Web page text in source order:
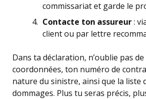
commissariat et garde le
Contacte ton assureur:
client ou par lettre
Dans ta déclaration, n’oublie pas
coordonnées, ton numéro de
nature du sinistre, ainsi que la liste
dommages. Plus tu seras précis,